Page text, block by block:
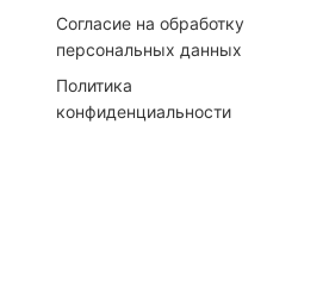
Согласие на обработку
персональных данных
Политика
конфиденциальности